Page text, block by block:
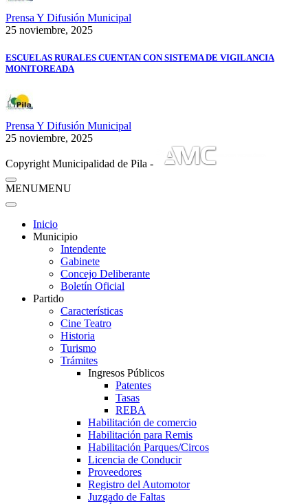
Prensa Y Difusión Municipal
25 noviembre, 2025
ESCUELAS RURALES CUENTAN CON SISTEMA DE VIGILANCIA
MONITOREADA
Prensa Y Difusión Municipal
25 noviembre, 2025
Copyright Municipalidad de Pila -
MENUMENU
Inicio
Municipio
Intendente
Gabinete
Concejo Deliberante
Boletín Oficial
Partido
Características
Cine Teatro
Historia
Turismo
Trámites
Ingresos Públicos
Patentes
Tasas
REBA
Habilitación de comercio
Habilitación para Remis
Habilitación Parques/Circos
Licencia de Conducir
Proveedores
Registro del Automotor
Juzgado de Faltas